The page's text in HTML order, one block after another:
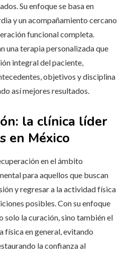
Su enfoque se basa en
y un acompañamiento cercano
funcional completa.
una terapia personalizada que
integral del paciente,
objetivos y disciplina
así mejores resultados.
la clínica líder
en México
en el ámbito
para aquellos que buscan
y regresar a la actividad física
posibles. Con su enfoque
solo la curación, sino también el
física en general, evitando
la confianza al